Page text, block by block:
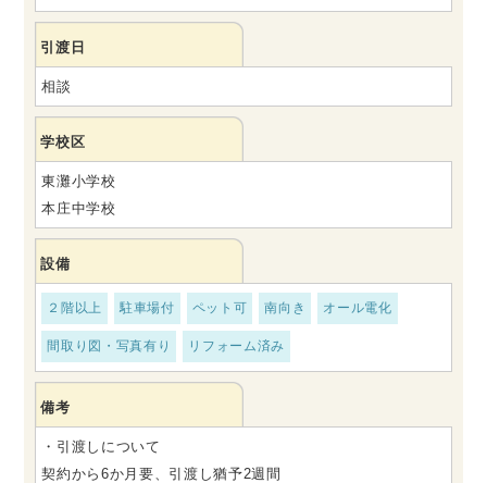
引渡日
相談
学校区
東灘小学校
本庄中学校
設備
２階以上 駐車場付 ペット可 南向き オール電化
間取り図・写真有り リフォーム済み
備考
・引渡しについて
契約から6か月要、引渡し猶予2週間